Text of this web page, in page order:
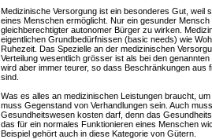
Medizinische Versorgung ist ein besonderes Gut, weil
eines Menschen ermöglicht. Nur ein gesunder
gleichberechtigter autonomer Bürger zu wirken.
eigentlichen Grundbedürfnissen (basic needs) wie
Ruhezeit. Das Spezielle an der medizinischen
Verteilung wesentlich grösser ist als bei den
wird aber immer teurer, so dass Beschränkungen aus
sind.
Was es alles an medizinischen Leistungen braucht,
muss Gegenstand von Verhandlungen sein. Auch
Gesundheitswesen kosten darf, denn das
das für ein normales Funktionieren eines Menschen
Beispiel gehört auch in diese Kategorie von Gütern.